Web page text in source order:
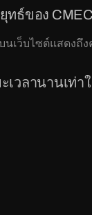
ทธ์ของ
เว็บไซต์แสดง
วลานานเท่า